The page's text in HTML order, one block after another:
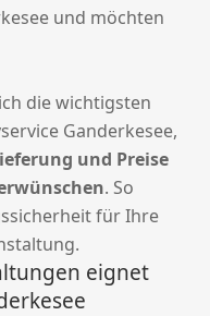
und möchten
die wichtigsten
Ganderkesee,
und Preise
. So
für Ihre
eignet